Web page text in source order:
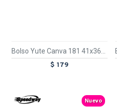
Bolso Yute Canva 181 41x36x15cm Turquesa
$ 179
Nuevo
TEXTTRANSPARENTE